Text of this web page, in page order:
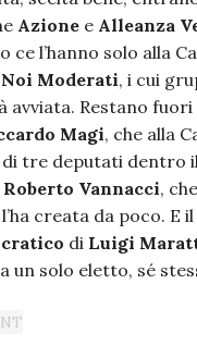
Azione e Alleanza
ce l’hanno solo alla
Noi Moderati, i cui
avviata. Restano
Magi, che alla
tre deputati dentro
Roberto Vannacci,
creata da poco. E il
di Luigi
un solo eletto, sé